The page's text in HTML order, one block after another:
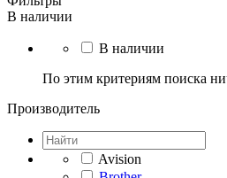
В наличии
В наличии
По этим критериям поиска
Производитель
Avision